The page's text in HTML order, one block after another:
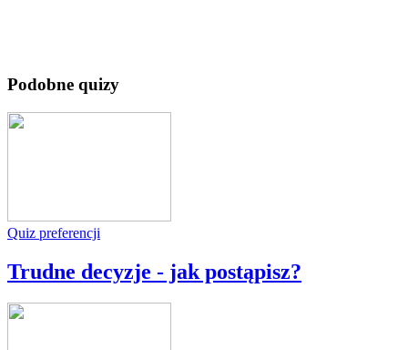
Podobne quizy
Quiz preferencji
Trudne decyzje - jak postąpisz?